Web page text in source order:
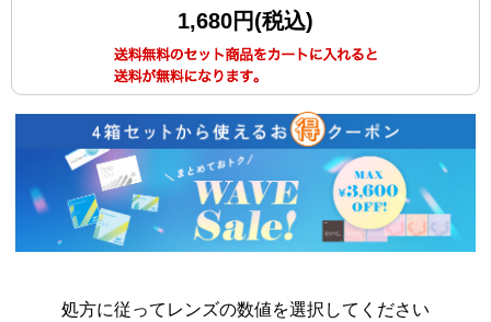
1,680円(税込)
処方に従ってレンズの数値を選択してください